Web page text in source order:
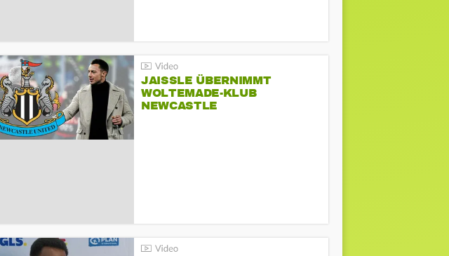
JAISSLE ÜBERNIMMT
WOLTEMADE-KLUB
NEWCASTLE